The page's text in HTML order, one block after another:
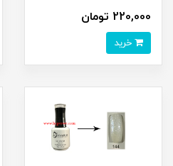
220,000 تومان